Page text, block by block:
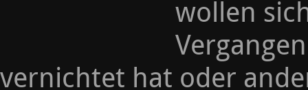
wollen
vernichtet hat oder